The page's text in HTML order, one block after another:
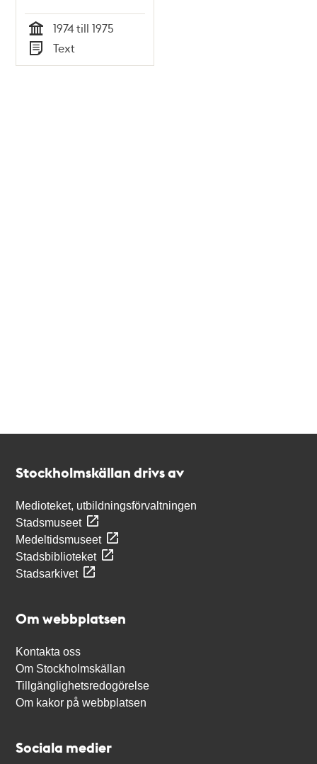
Tid
1974 till 1975
Typ
Text
Stockholmskällan drivs av
Medioteket, utbildningsförvaltningen
Stadsmuseet
Medeltidsmuseet
Stadsbiblioteket
Stadsarkivet
Om webbplatsen
Kontakta oss
Om Stockholmskällan
Tillgänglighetsredogörelse
Om kakor på webbplatsen
Sociala medier